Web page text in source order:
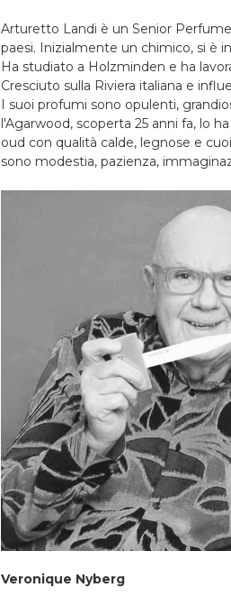
Arturetto Landi è un Senior
paesi. Inizialmente un chimico, si è
Ha studiato a Holzminden e ha
Cresciuto sulla Riviera italiana e
I suoi profumi sono opulenti,
l'Agarwood, scoperta 25 anni fa, lo
oud con qualità calde, legnose e
sono modestia, pazienza,
Veronique Nyberg